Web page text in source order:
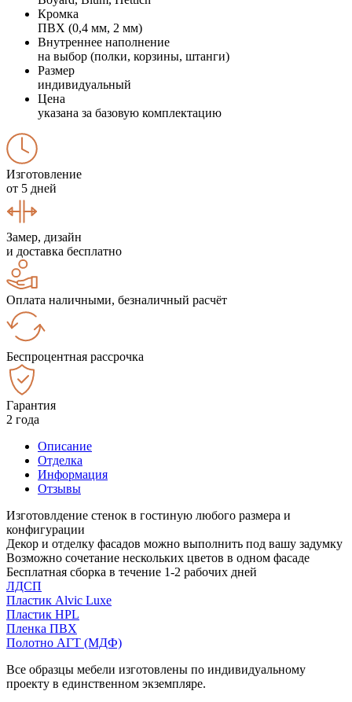
Кромка
ПВХ (0,4 мм, 2 мм)
Внутреннее наполнение
на выбор (полки, корзины, штанги)
Размер
индивидуальный
Цена
указана за базовую комплектацию
Изготовление
от 5 дней
Замер, дизайн
и доставка бесплатно
Оплата наличными, безналичный расчёт
Беспроцентная рассрочка
Гарантия
2 года
Описание
Отделка
Информация
Отзывы
Изготовлдение стенок в гостиную любого размера и
конфигурации
Декор и отделку фасадов можно выполнить под вашу задумку
Возможно сочетание нескольких цветов в одном фасаде
Бесплатная сборка в течение 1-2 рабочих дней
ЛДСП
Пластик Alvic Luxe
Пластик HPL
Пленка ПВХ
Полотно АГТ (МДФ)
Все образцы мебели изготовлены по индивидуальному
проекту в единственном экземпляре.